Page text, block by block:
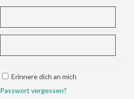
Erinnere dich an mich
Passwort vergessen?